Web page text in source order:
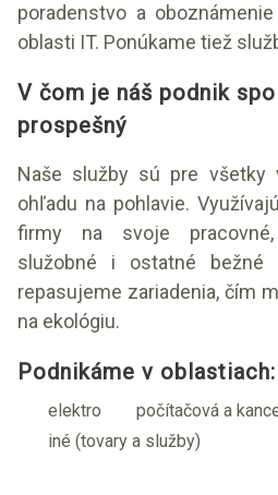
poradenstvo a
oblasti IT. Ponúkame tiež
V čom je náš podnik
prospešný
Naše služby sú pre všetky
ohľadu na pohlavie.
firmy na svoje pracovné,
služobné i ostatné bežné
repasujeme zariadenia, čím
na ekológiu.
Podnikáme v oblastiach:
elektro
počítačová a
iné (tovary a služby)